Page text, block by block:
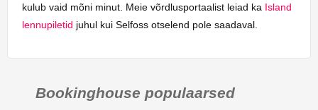
kulub vaid mõni minut. Meie võrdlusportaalist leiad ka Island
lennupiletid juhul kui Selfoss otselend pole saadaval.
Bookinghouse populaarsed